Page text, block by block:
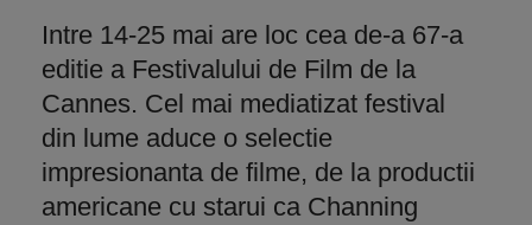
Intre 14-25 mai are loc cea de-a 67-a
editie a Festivalului de Film de la
Cannes. Cel mai mediatizat festival
din lume aduce o selectie
impresionanta de filme, de la productii
americane cu starui ca Channing